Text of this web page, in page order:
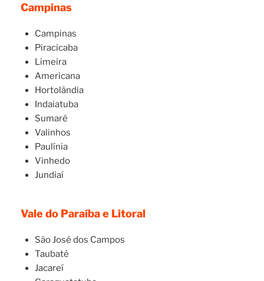
Campinas
Campinas
Piracicaba
Limeira
Americana
Hortolândia
Indaiatuba
Sumaré
Valinhos
Paulínia
Vinhedo
Jundiaí
Vale do Paraíba e Litoral
São José dos Campos
Taubaté
Jacareí